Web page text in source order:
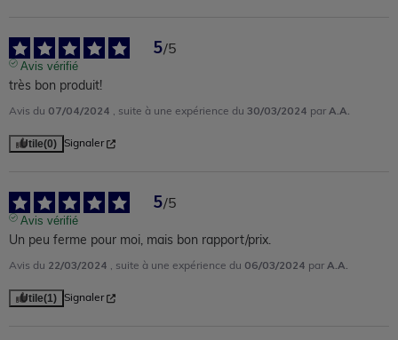
5/5
Avis vérifié
très bon produit!
Avis du 07/04/2024 , suite à une expérience du 30/03/2024 par A.A.
Utile(0) Signaler
5/5
Avis vérifié
Un peu ferme pour moi, mais bon rapport/prix.
Avis du 22/03/2024 , suite à une expérience du 06/03/2024 par A.A.
Utile(1) Signaler